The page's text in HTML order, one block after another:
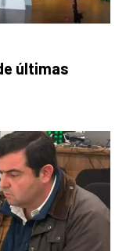
últimas